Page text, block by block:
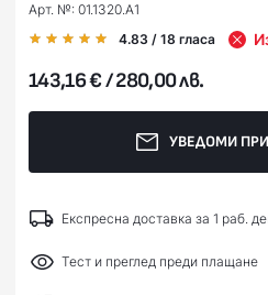
Арт. №: 01.1320.A1
4.83 / 18 гласа
143,16 € / 280,00 лв.
УВЕДОМИ
Експресна доставка за 1 раб.
Тест и преглед преди плащане